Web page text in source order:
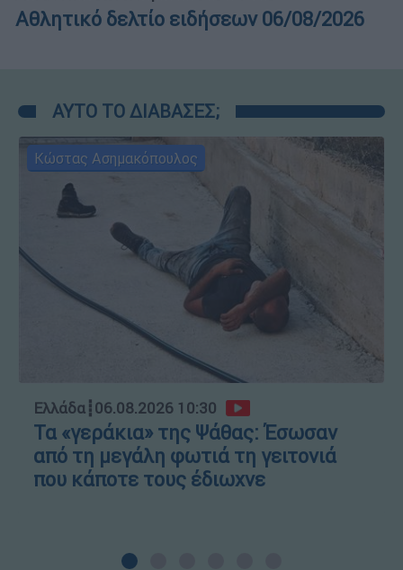
Αθλητικό δελτίο ειδήσεων 06/08/2026
ΑΥΤΟ ΤΟ ΔΙΑΒΑΣΕΣ;
Κώστας Ασημακόπουλος
Ελλάδα┋06.08.2026 10:30
Τα «γεράκια» της Ψάθας: Έσωσαν
από τη μεγάλη φωτιά τη γειτονιά
που κάποτε τους έδιωχνε